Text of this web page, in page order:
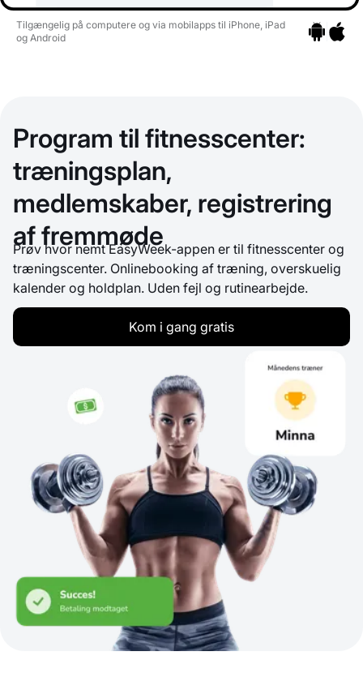
Tilgængelig på computere og via mobilapps til iPhone, iPad
og Android
Program til fitnesscenter:
træningsplan,
medlemskaber, registrering
af fremmøde
Prøv hvor nemt EasyWeek-appen er til fitnesscenter og
træningscenter. Onlinebooking af træning, overskuelig
kalender og holdplan. Uden fejl og rutinearbejde.
Kom i gang gratis